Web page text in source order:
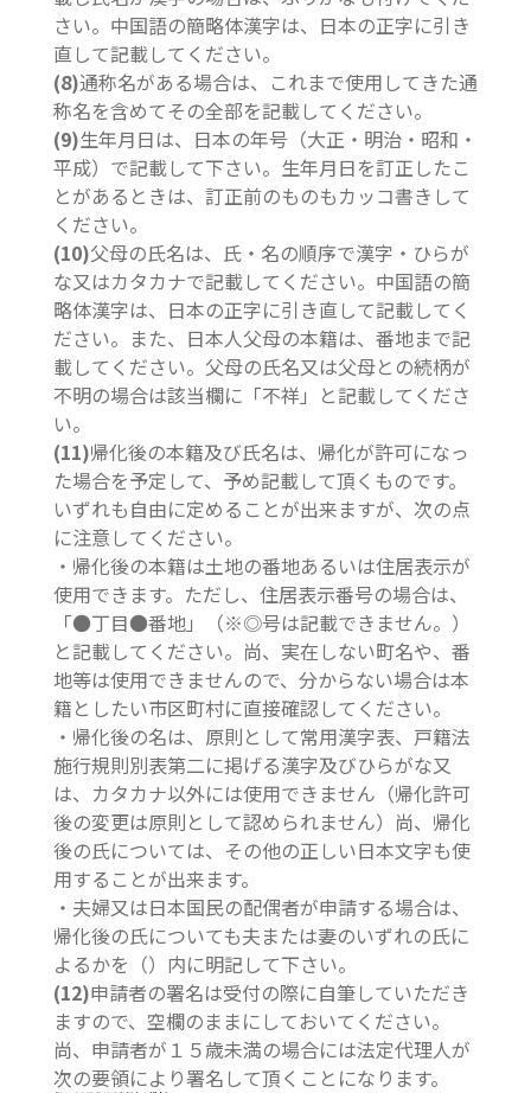
さい。中国語の簡略体漢字は、日本の正字に引き
直して記載してください。
(8)通称名がある場合は、これまで使用してきた通
称名を含めてその全部を記載してください。
(9)生年月日は、日本の年号（大正・明治・昭和・
平成）で記載して下さい。生年月日を訂正したこ
とがあるときは、訂正前のものもカッコ書きして
ください。
(10)父母の氏名は、氏・名の順序で漢字・ひらが
な又はカタカナで記載してください。中国語の簡
略体漢字は、日本の正字に引き直して記載してく
ださい。また、日本人父母の本籍は、番地まで記
載してください。父母の氏名又は父母との続柄が
不明の場合は該当欄に「不祥」と記載してくださ
い。
(11)帰化後の本籍及び氏名は、帰化が許可になっ
た場合を予定して、予め記載して頂くものです。
いずれも自由に定めることが出来ますが、次の点
に注意してください。
・帰化後の本籍は土地の番地あるいは住居表示が
使用できます。ただし、住居表示番号の場合は、
「●丁目●番地」（※◎号は記載できません。）
と記載してください。尚、実在しない町名や、番
地等は使用できませんので、分からない場合は本
籍としたい市区町村に直接確認してください。
・帰化後の名は、原則として常用漢字表、戸籍法
施行規則別表第二に掲げる漢字及びひらがな又
は、カタカナ以外には使用できません（帰化許可
後の変更は原則として認められません）尚、帰化
後の氏については、その他の正しい日本文字も使
用することが出来ます。
・夫婦又は日本国民の配偶者が申請する場合は、
帰化後の氏についても夫または妻のいずれの氏に
よるかを（）内に明記して下さい。
(12)申請者の署名は受付の際に自筆していただき
ますので、空欄のままにしておいてください。
尚、申請者が１５歳未満の場合には法定代理人が
次の要領により署名して頂くことになります。